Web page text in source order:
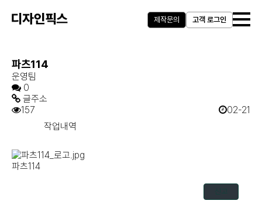
제작문의 고객 로그인
파츠114
운영팀
0
글주소
02-21
157
작업내역
파츠114
신고